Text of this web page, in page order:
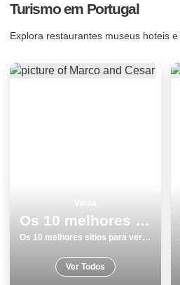
Turismo em Portugal
Explora restaurantes museus hoteis
Os 10 melhores sitios para ver e visitar em Lagoa
Os 10 melhores sitios para ver e visitar em Lagoa
Ver Todos